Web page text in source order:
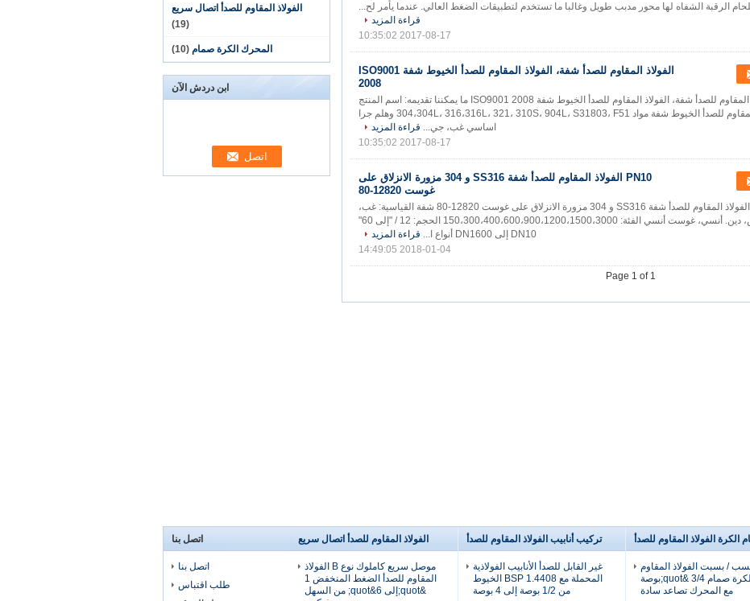
الفولاذ المقاوم للصدأ اتصال سريع
(19)
المحرك الكرة صمام (10)
ابن دردش الآن
قراءة المزيد
2017-08-17 10:35:02
الفولاذ المقاوم للصدأ شفة، الفولاذ المقاوم للصدأ الخيوط شفة ISO9001
2008
الفولاذ المقاوم للصدأ شفة، الفولاذ المقاوم للصدأ الخيوط شفة ISO9001 2008 ما يمكننا تقديمه: اسم المنتج
الفولاذ المقاوم للصدأ الخيوط شفة مواد 304،304L، 316،316L، 321، 310S، 904L، S31803، F51 وهلم جرا
اساسي غب، جي... قراءة المزيد
2017-08-17 10:35:02
PN10 الفولاذ المقاوم للصدأ شفة SS316 و 304 مزورة الانزلاق على
غوست 12820-80
PN10 الفولاذ المقاوم للصدأ شفة SS316 و 304 مزورة الانزلاق على غوست 12820-80 شفة القياسية: غب،
جيس، بس، دين. أنسي، غوست أنسي الفئة: 150،300،400،600،900،1200،1500،3000 الحجم: 12 / "إلى 60"
DN10 إلى DN1600 أنواع ا...
قراءة المزيد
2018-01-04 14:49:05
Page 1 of 1
الكرة الفولاذ المقاوم للصدأ
/ بسبت الفولاذ المقاوم
للصدأ الكرة صمام 3/4 &quot;بوصة
مع المحرك تصاعد سادة
تركيب أنابيب الفولاذ المقاوم للصدأ
غير القابل للصدأ الأنابيب الفولاذية
المحملة مع 1.4408 BSP الخيوط
من 1/2 بوصة إلى 4 بوصة
الفولاذ المقاوم للصدأ اتصال سريع
موصل سريع كاملوك نوع B الفولاذ
المقاوم للصدأ الضغط المنخفض 1
&quot;إلى 6&quot; من السهل
اتصل بنا
اتصل بنا
طلب اقتباس